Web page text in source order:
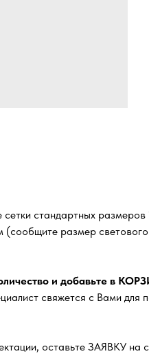
стандартных
размер
и добавьте в
свяжется с Вами для
оставьте ЗАЯВКУ